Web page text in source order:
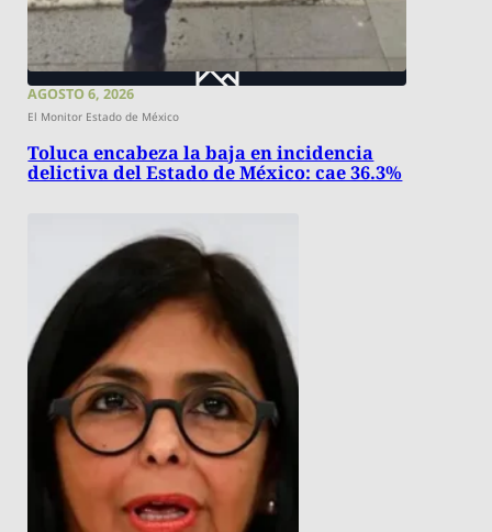
AGOSTO 6, 2026
El Monitor Estado de México
Toluca encabeza la baja en incidencia
delictiva del Estado de México: cae 36.3%